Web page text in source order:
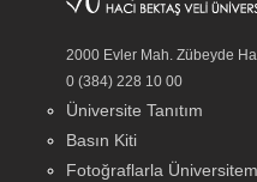
2000 Evler Mah. Zübeyde
0 (384) 228 10 00
Üniversite Tanıtım
Basın Kiti
Fotoğraflarla